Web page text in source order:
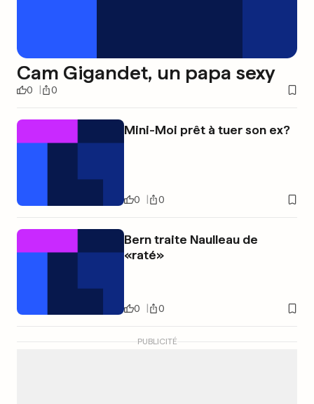
Cam Gigandet, un papa sexy
0 0
Mini-Moi prêt à tuer son ex?
0 0
Bern traite Naulleau de
«raté»
0 0
PUBLICITÉ